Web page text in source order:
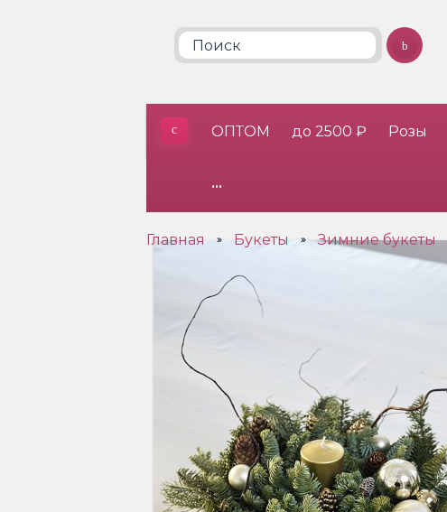
ОПТОМ до 2500 ₽ Розы
•••
Главная » Букеты » Зимние букеты